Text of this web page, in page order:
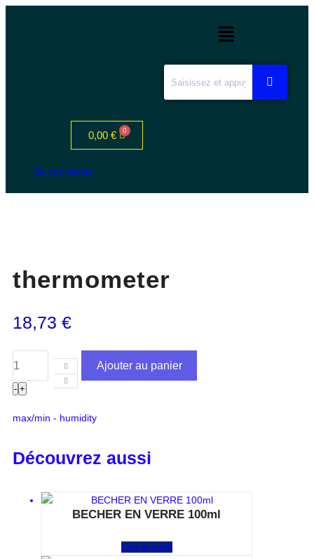
0,00 €
Se connecter
thermometer
18,73 €
- +
Ajouter au panier
max/min - humidity
Découvrez aussi
BECHER EN VERRE 100ml
Lire la suite